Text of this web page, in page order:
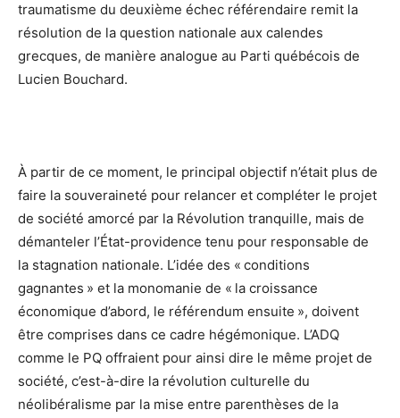
traumatisme du deuxième échec référendaire remit la
résolution de la question nationale aux calendes
grecques, de manière analogue au Parti québécois de
Lucien Bouchard.
À partir de ce moment, le principal objectif n’était plus de
faire la souveraineté pour relancer et compléter le projet
de société amorcé par la Révolution tranquille, mais de
démanteler l’État-providence tenu pour responsable de
la stagnation nationale. L’idée des « conditions
gagnantes » et la monomanie de « la croissance
économique d’abord, le référendum ensuite », doivent
être comprises dans ce cadre hégémonique. L’ADQ
comme le PQ offraient pour ainsi dire le même projet de
société, c’est-à-dire la révolution culturelle du
néolibéralisme par la mise entre parenthèses de la